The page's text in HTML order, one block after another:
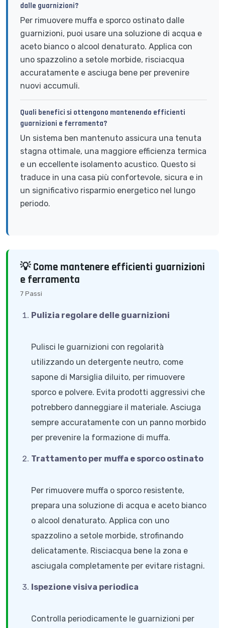
dalle guarnizioni?
Per rimuovere muffa e sporco ostinato dalle
guarnizioni, puoi usare una soluzione di acqua e
aceto bianco o alcool denaturato. Applica con
uno spazzolino a setole morbide, risciacqua
accuratamente e asciuga bene per prevenire
nuovi accumuli.
Quali benefici si ottengono mantenendo efficienti
guarnizioni e ferramenta?
Un sistema ben mantenuto assicura una tenuta
stagna ottimale, una maggiore efficienza termica
e un eccellente isolamento acustico. Questo si
traduce in una casa più confortevole, sicura e in
un significativo risparmio energetico nel lungo
periodo.
💡 Come mantenere efficienti guarnizioni
e ferramenta
7 Passi
Pulizia regolare delle guarnizioni
Pulisci le guarnizioni con regolarità
utilizzando un detergente neutro, come
sapone di Marsiglia diluito, per rimuovere
sporco e polvere. Evita prodotti aggressivi che
potrebbero danneggiare il materiale. Asciuga
sempre accuratamente con un panno morbido
per prevenire la formazione di muffa.
Trattamento per muffa e sporco ostinato
Per rimuovere muffa o sporco resistente,
prepara una soluzione di acqua e aceto bianco
o alcool denaturato. Applica con uno
spazzolino a setole morbide, strofinando
delicatamente. Risciacqua bene la zona e
asciugala completamente per evitare ristagni.
Ispezione visiva periodica
Controlla periodicamente le guarnizioni per